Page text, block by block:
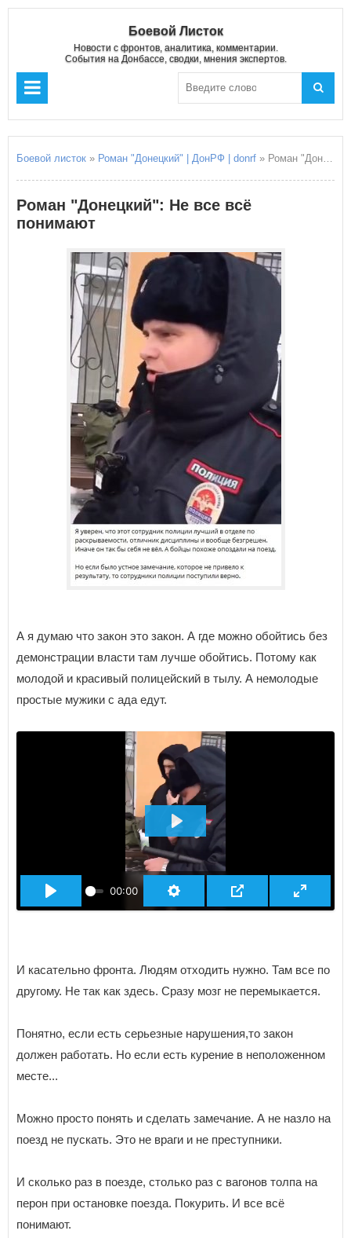
Боевой Листок
Новости с фронтов, аналитика, комментарии.
События на Донбассе, сводки, мнения экспертов.
Боевой листок » Роман "Донецкий" | ДонРФ | donrf » Роман "Донецкий": Не все всё понимают
Роман "Донецкий": Не все всё
понимают
А я думаю что закон это закон. А где можно обойтись без
демонстрации власти там лучше обойтись. Потому как
молодой и красивый полицейский в тылу. А немолодые
простые мужики с ада едут.
00:00
ВОСПРОИЗВЕСТИ
И касательно фронта. Людям отходить нужно. Там все по
другому. Не так как здесь. Сразу мозг не перемыкается.
Понятно, если есть серьезные нарушения,то закон
должен работать. Но если есть курение в неположенном
месте...
Можно просто понять и сделать замечание. А не назло на
поезд не пускать. Это не враги и не преступники.
И сколько раз в поезде, столько раз с вагонов толпа на
перон при остановке поезда. Покурить. И все всё
понимают.